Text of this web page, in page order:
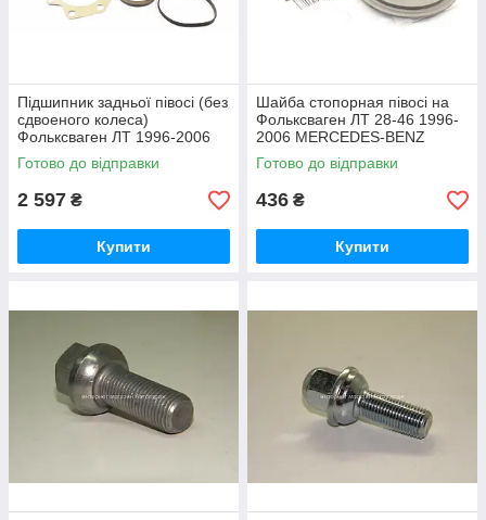
Підшипник задньої півосі (без
сдвоеного колеса)
Фольксваген ЛТ 1996-2006
SKF(Швеція)VKBA3435
Готово до відправки
2 597 ₴
Купити
Шайба стопорная півосі на
Фольксваген ЛТ 28-46 1996-
2006 MERCEDES-BENZ
(Німеччина) 9023570073
Готово до відправки
436 ₴
Купити